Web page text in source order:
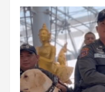
Piège
sous‑marin
:
près
de
100
animaux
marins
sauvés
à
Phi
Phi